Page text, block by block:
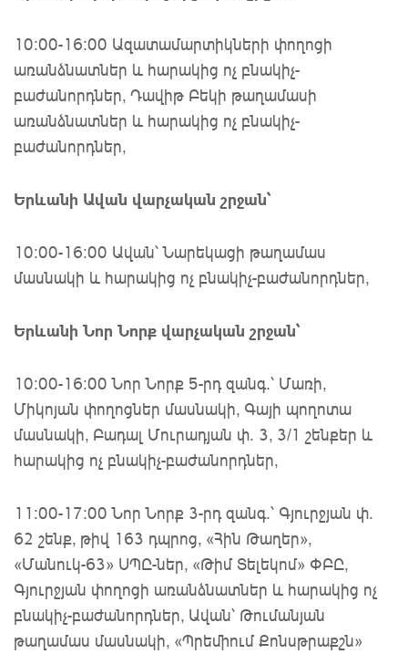
10։00-16։00 Ազատամարտիկների փողոցի
առանձնատներ և հարակից ոչ բնակիչ-
բաժանորդներ, Դավիթ Բեկի թաղամասի
առանձնատներ և հարակից ոչ բնակիչ-
բաժանորդներ,
Երևանի Ավան վարչական շրջան՝
10։00-16։00 Ավան՝ Նարեկացի թաղամաս
մասնակի և հարակից ոչ բնակիչ-բաժանորդներ,
Երևանի Նոր Նորք վարչական շրջան՝
10։00-16։00 Նոր Նորք 5-րդ զանգ.՝ Մառի,
Միկոյան փողոցներ մասնակի, Գայի պողոտա
մասնակի, Բադալ Մուրադյան փ. 3, 3/1 շենքեր և
հարակից ոչ բնակիչ-բաժանորդներ,
11:00-17:00 Նոր Նորք 3-րդ զանգ.՝ Գյուրջյան փ.
62 շենք, թիվ 163 դպրոց, «Հին Թաղեր»,
«Մանուկ-63» ՍՊԸ-ներ, «Թիմ Տելեկոմ» ՓԲԸ,
Գյուրջյան փողոցի առանձնատներ և հարակից ոչ
բնակիչ-բաժանորդներ, Ավան՝ Թումանյան
թաղամաս մասնակի, «Պրեմիում Քոնսթրաքշն»